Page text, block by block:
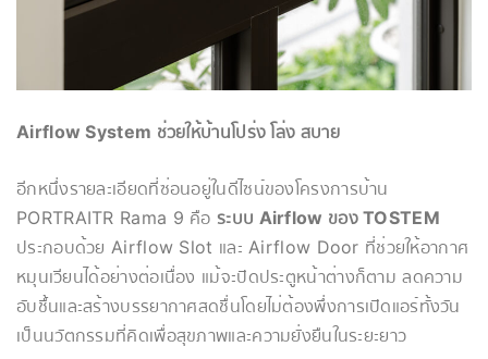
Airflow System ช่วยให้บ้านโปร่ง โล่ง สบาย
อีกหนึ่งรายละเอียดที่ซ่อนอยู่ในดีไซน์ของโครงการบ้าน
PORTRAITR Rama 9 คือ ระบบ Airflow ของ TOSTEM
ประกอบด้วย Airflow Slot และ Airflow Door ที่ช่วยให้อากาศ
หมุนเวียนได้อย่างต่อเนื่อง แม้จะปิดประตูหน้าต่างก็ตาม ลดความ
อับชื้นและสร้างบรรยากาศสดชื่นโดยไม่ต้องพึ่งการเปิดแอร์ทั้งวัน
เป็นนวัตกรรมที่คิดเพื่อสุขภาพและความยั่งยืนในระยะยาว